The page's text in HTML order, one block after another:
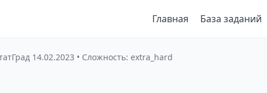
Главная База заданий
14.02.2023 • Сложность: extra_hard